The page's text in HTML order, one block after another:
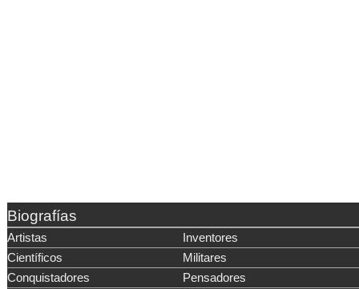
Biografías
Artistas
Inventores
Científicos
Militares
Conquistadores
Pensadores